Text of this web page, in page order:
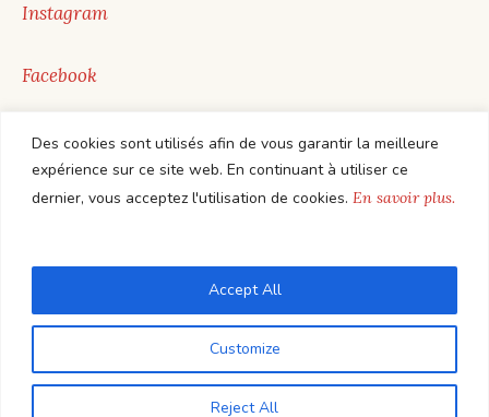
Des cookies sont utilisés afin de vous garantir la meilleure
expérience sur ce site web. En continuant à utiliser ce
dernier, vous acceptez l'utilisation de cookies. En savoir plus.
Customize
Reject All
Accept All
Instagram
Facebook
Youtube